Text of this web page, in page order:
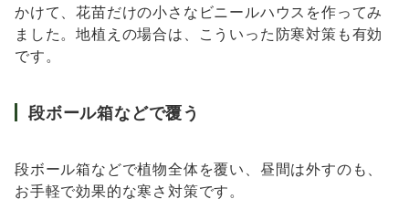
かけて、花苗だけの小さなビニールハウスを作ってみ
ました。地植えの場合は、こういった防寒対策も有効
です。
段ボール箱などで覆う
段ボール箱などで植物全体を覆い、昼間は外すのも、
お手軽で効果的な寒さ対策です。